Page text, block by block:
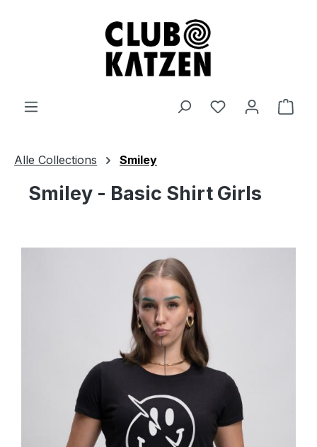
Alle Collections Smiley
Smiley - Basic Shirt Girls